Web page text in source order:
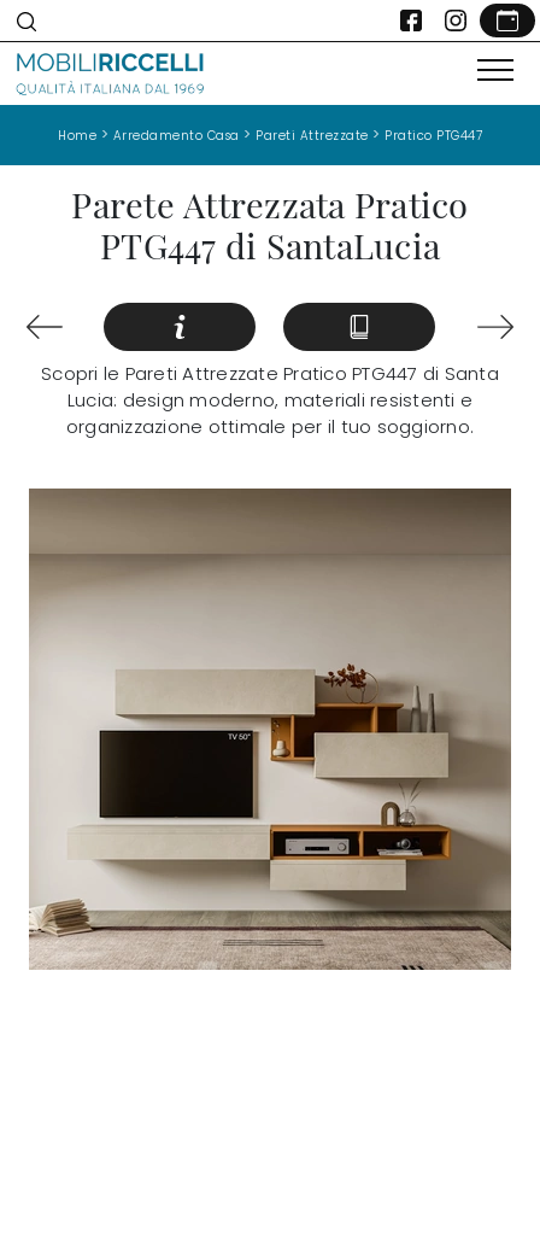
Home > Arredamento Casa > Pareti Attrezzate > Pratico PTG447
Parete Attrezzata Pratico
PTG447 di SantaLucia
Scopri le Pareti Attrezzate Pratico PTG447 di Santa
Lucia: design moderno, materiali resistenti e
organizzazione ottimale per il tuo soggiorno.